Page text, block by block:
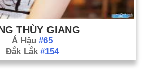
THÙY GIANG
Á Hậu #65
Đắk Lắk #154